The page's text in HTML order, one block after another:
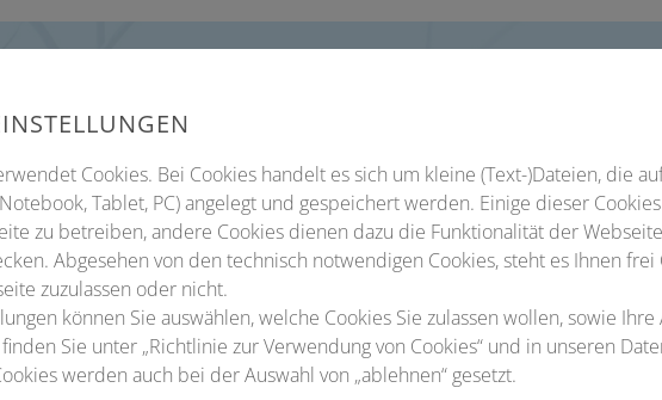
Beginn 10.
Ort
Cookies. Bei Cookies handelt es sich um kleine (Text-)Dateien, die
Tablet, PC) angelegt und gespeichert werden. Einige dieser
zu betreiben, andere Cookies dienen dazu die Funktionalität der
Abgesehen von den technisch notwendigen Cookies, steht es Ihnen frei
zuzulassen oder nicht.
können Sie auswählen, welche Cookies Sie zulassen wollen, sowie
Sie unter „Richtlinie zur Verwendung von Cookies“ und in unseren
werden auch bei der Auswahl von „ablehnen“ gesetzt.